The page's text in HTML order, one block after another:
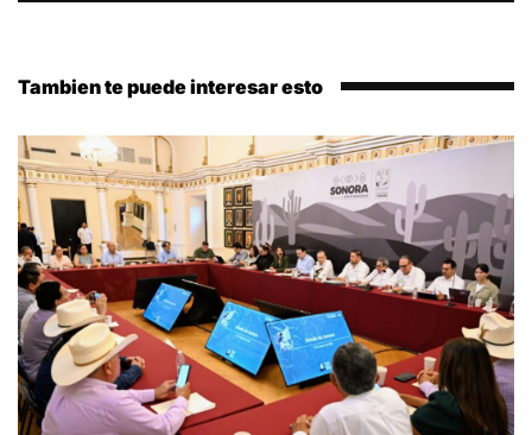
Tambien te puede interesar esto